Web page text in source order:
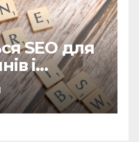
SEO для
і